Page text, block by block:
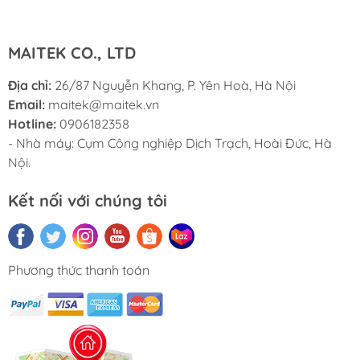
MAITEK CO., LTD
Địa chỉ: 26/87 Nguyễn Khang, P. Yên Hoà, Hà Nội
Email: maitek@maitek.vn
Hotline: 0906182358
- Nhà máy: Cụm Công nghiệp Dịch Trạch, Hoài Đức, Hà
Nội.
Kết nối với chúng tôi
Phương thức thanh toán